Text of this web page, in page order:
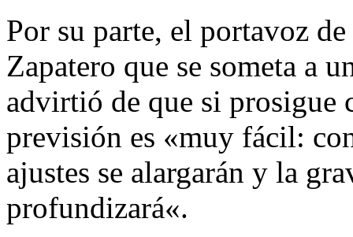
Por su parte, el portavoz
Zapatero que se someta a
advirtió de que si prosigue
previsión es «muy fácil:
ajustes se alargarán y la
profundizará«.